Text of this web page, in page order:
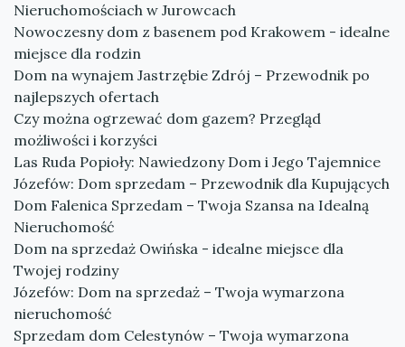
Nieruchomościach w Jurowcach
Nowoczesny dom z basenem pod Krakowem - idealne
miejsce dla rodzin
Dom na wynajem Jastrzębie Zdrój – Przewodnik po
najlepszych ofertach
Czy można ogrzewać dom gazem? Przegląd
możliwości i korzyści
Las Ruda Popioły: Nawiedzony Dom i Jego Tajemnice
Józefów: Dom sprzedam – Przewodnik dla Kupujących
Dom Falenica Sprzedam – Twoja Szansa na Idealną
Nieruchomość
Dom na sprzedaż Owińska - idealne miejsce dla
Twojej rodziny
Józefów: Dom na sprzedaż – Twoja wymarzona
nieruchomość
Sprzedam dom Celestynów – Twoja wymarzona